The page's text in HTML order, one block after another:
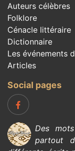
Auteurs célèbres
Folklore
Cénacle littéraire
Dictionnaire
Les événements
Articles
Social pages
Des
partout